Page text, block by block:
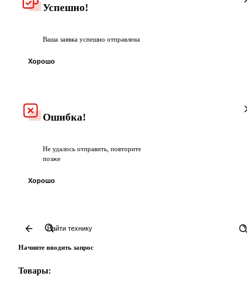
Успешно!
Ваша заявка успешно отправлена
Хорошо
Ошибка!
Не удалось отправить, повторите
позже
Хорошо
Начните вводить запрос
Товары: